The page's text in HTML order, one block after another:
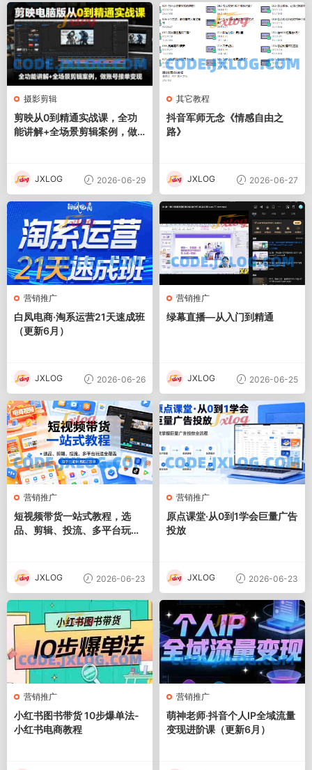
摄影剪辑
剪映从0到精通实战课，全功
能讲解+全场景剪辑案例，做
JXLOG 2026-06-29
其它教程
抖音军师无念《情感自由之
路》
JXLOG 2026-06-27
营销推广
白凤电商·淘系运营21天速成班
（更新6月）
JXLOG 2026-06-26
营销推广
绿幕直播—从入门到精通
JXLOG 2026-06-25
营销推广
短视频带货一站式教程，选
品、剪辑、投流、多平台玩法
JXLOG 2026-06-23
营销推广
原点课堂·从0到1学会巨量广告
投放
JXLOG 2026-06-23
营销推广
小红书图书带货 10步爆单法-
小红书电商教程
营销推广
萌神老师·抖音个人IP全域流量
变现进阶课（更新6月）